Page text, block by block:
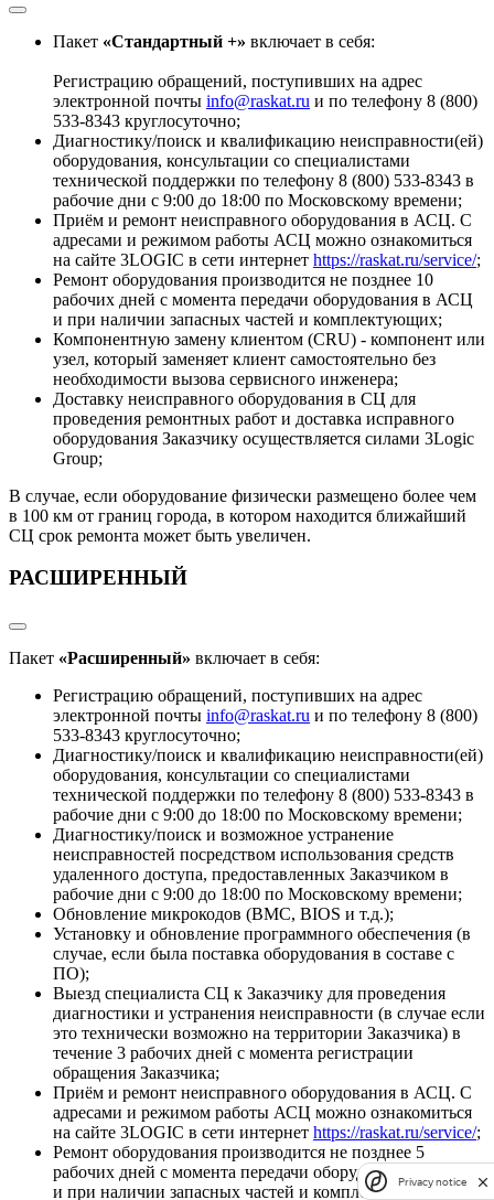
Пакет «Стандартный +» включает в себя:
Регистрацию обращений, поступивших на адрес
электронной почты info@raskat.ru и по телефону 8 (800)
533-8343 круглосуточно;
Диагностику/поиск и квалификацию неисправности(ей)
оборудования, консультации со специалистами
технической поддержки по телефону 8 (800) 533-8343 в
рабочие дни с 9:00 до 18:00 по Московскому времени;
Приём и ремонт неисправного оборудования в АСЦ. С
адресами и режимом работы АСЦ можно ознакомиться
на сайте 3LOGIC в сети интернет https://raskat.ru/service/;
Ремонт оборудования производится не позднее 10
рабочих дней с момента передачи оборудования в АСЦ
и при наличии запасных частей и комплектующих;
Компонентную замену клиентом (CRU) - компонент или
узел, который заменяет клиент самостоятельно без
необходимости вызова сервисного инженера;
Доставку неисправного оборудования в СЦ для
проведения ремонтных работ и доставка исправного
оборудования Заказчику осуществляется силами 3Logic
Group;
В случае, если оборудование физически размещено более чем
в 100 км от границ города, в котором находится ближайший
СЦ срок ремонта может быть увеличен.
РАСШИРЕННЫЙ
Пакет «Расширенный» включает в себя:
Регистрацию обращений, поступивших на адрес
электронной почты info@raskat.ru и по телефону 8 (800)
533-8343 круглосуточно;
Диагностику/поиск и квалификацию неисправности(ей)
оборудования, консультации со специалистами
технической поддержки по телефону 8 (800) 533-8343 в
рабочие дни с 9:00 до 18:00 по Московскому времени;
Диагностику/поиск и возможное устранение
неисправностей посредством использования средств
удаленного доступа, предоставленных Заказчиком в
рабочие дни с 9:00 до 18:00 по Московскому времени;
Обновление микрокодов (BMC, BIOS и т.д.);
Установку и обновление программного обеспечения (в
случае, если была поставка оборудования в составе с
ПО);
Выезд специалиста СЦ к Заказчику для проведения
диагностики и устранения неисправности (в случае если
это технически возможно на территории Заказчика) в
течение 3 рабочих дней с момента регистрации
обращения Заказчика;
Приём и ремонт неисправного оборудования в АСЦ. С
адресами и режимом работы АСЦ можно ознакомиться
на сайте 3LOGIC в сети интернет https://raskat.ru/service/;
Ремонт оборудования производится не позднее 5
рабочих дней с момента передачи оборудования в АСЦ
и при наличии запасных частей и комплектующих;
Privacy notice